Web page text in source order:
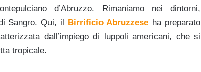
d’Abruzzo. Rimaniamo nei dintorni,
Sangro. Qui, il
Birrificio Abruzzese ha preparato
dall’impiego di luppoli americani, che si
tropicale.